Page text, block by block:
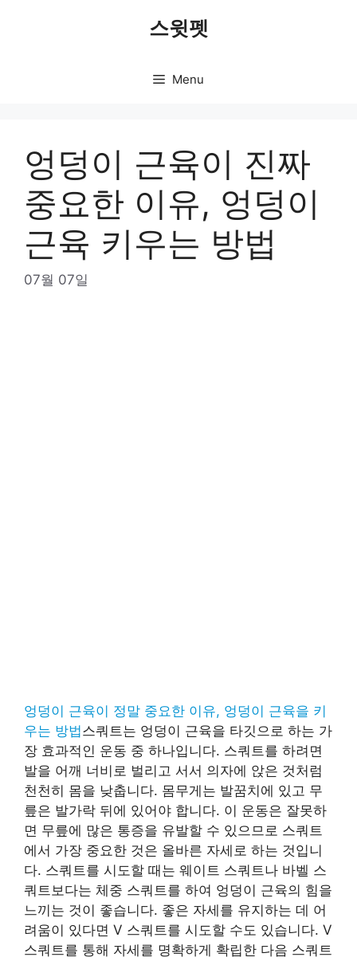
스윗펫
Menu
엉덩이 근육이 진짜
중요한 이유, 엉덩이
근육 키우는 방법
07월 07일
엉덩이 근육이 정말 중요한 이유, 엉덩이 근육을 키
우는 방법스쿼트는 엉덩이 근육을 타깃으로 하는 가
장 효과적인 운동 중 하나입니다. 스쿼트를 하려면
발을 어깨 너비로 벌리고 서서 의자에 앉은 것처럼
천천히 몸을 낮춥니다. 몸무게는 발꿈치에 있고 무
릎은 발가락 뒤에 있어야 합니다. 이 운동은 잘못하
면 무릎에 많은 통증을 유발할 수 있으므로 스쿼트
에서 가장 중요한 것은 올바른 자세로 하는 것입니
다. 스쿼트를 시도할 때는 웨이트 스쿼트나 바벨 스
쿼트보다는 체중 스쿼트를 하여 엉덩이 근육의 힘을
느끼는 것이 좋습니다. 좋은 자세를 유지하는 데 어
려움이 있다면 V 스쿼트를 시도할 수도 있습니다. V
스쿼트를 통해 자세를 명확하게 확립한 다음 스쿼트